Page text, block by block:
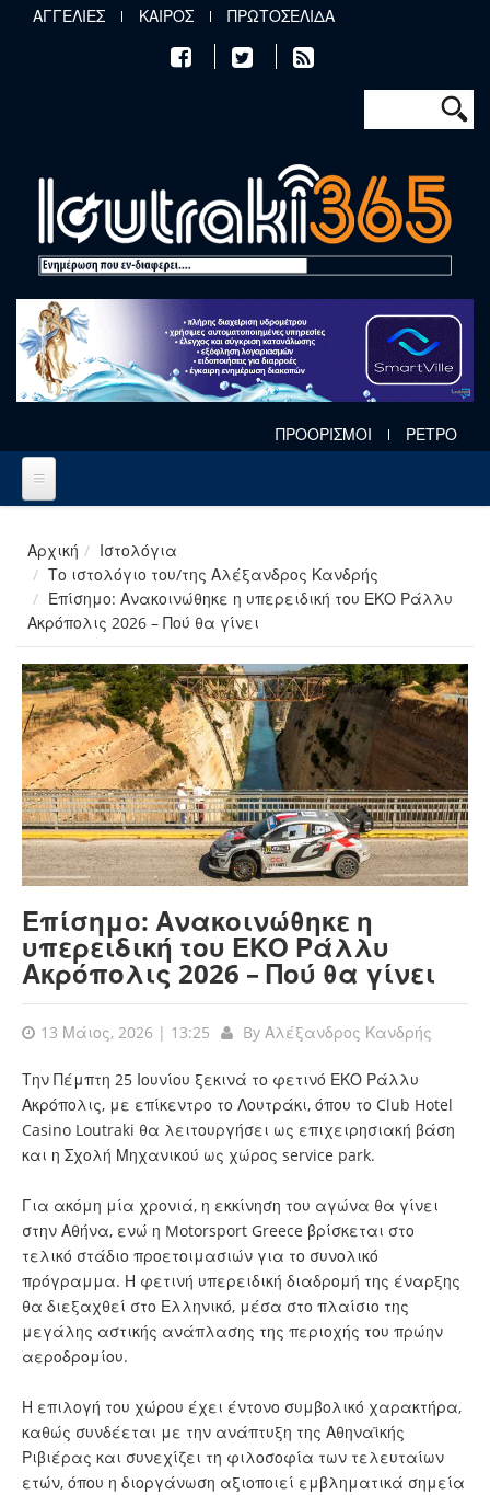
Παράκαμψη προς το κυρίως περιεχόμενο
ΑΓΓΕΛΙΕΣ ΚΑΙΡΟΣ ΠΡΩΤΟΣΕΛΙΔΑ
Φόρμα
Αναζήτηση
ΠΡΟΟΡΙΣΜΟΙ ΡΕΤΡΟ
Αρχική
Ιστολόγια
Το ιστολόγιο του/της Αλέξανδρος Κανδρής
Επίσημο: Ανακοινώθηκε η υπερειδική του ΕΚΟ Ράλλυ
Ακρόπολις 2026 – Πού θα γίνει
Επίσημο: Ανακοινώθηκε η
υπερειδική του ΕΚΟ Ράλλυ
Ακρόπολις 2026 – Πού θα γίνει
13 Μάιος, 2026 | 13:25 By Αλέξανδρος Κανδρής
Την Πέμπτη 25 Ιουνίου ξεκινά το φετινό ΕΚΟ Ράλλυ
Ακρόπολις, με επίκεντρο το Λουτράκι, όπου το Club Hotel
Casino Loutraki θα λειτουργήσει ως επιχειρησιακή βάση
και η Σχολή Μηχανικού ως χώρος service park.
Για ακόμη μία χρονιά, η εκκίνηση του αγώνα θα γίνει
στην Αθήνα, ενώ η Motorsport Greece βρίσκεται στο
τελικό στάδιο προετοιμασιών για το συνολικό
πρόγραμμα. Η φετινή υπερειδική διαδρομή της έναρξης
θα διεξαχθεί στο Ελληνικό, μέσα στο πλαίσιο της
μεγάλης αστικής ανάπλασης της περιοχής του πρώην
αεροδρομίου.
Η επιλογή του χώρου έχει έντονο συμβολικό χαρακτήρα,
καθώς συνδέεται με την ανάπτυξη της Αθηναϊκής
Ριβιέρας και συνεχίζει τη φιλοσοφία των τελευταίων
ετών, όπου η διοργάνωση αξιοποιεί εμβληματικά σημεία